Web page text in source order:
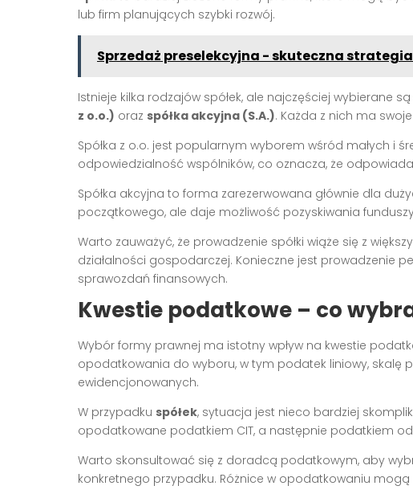
lub firm planujących szybki rozwój.
Sprzedaż preselekcyjna - skuteczna
Istnieje kilka rodzajów spółek, ale najczęściej wybierane są
z o.o.) oraz spółka akcyjna (S.A.). Każda z nich ma
Spółka z o.o. jest popularnym wyborem wśród małych i
odpowiedzialność wspólników, co oznacza, że
Spółka akcyjna to forma zarezerwowana głównie dla
początkowego, ale daje możliwość pozyskiwania
Warto zauważyć, że prowadzenie spółki wiąże się z
działalności gospodarczej. Konieczne jest prowadzenie
sprawozdań finansowych.
Kwestie podatkowe – co
Wybór formy prawnej ma istotny wpływ na kwestie
opodatkowania do wyboru, w tym podatek liniowy, skalę
ewidencjonowanych.
W przypadku spółek, sytuacja jest nieco bardziej
opodatkowane podatkiem CIT, a następnie podatkiem
Warto skonsultować się z doradcą podatkowym, aby
konkretnego przypadku. Różnice w opodatkowaniu